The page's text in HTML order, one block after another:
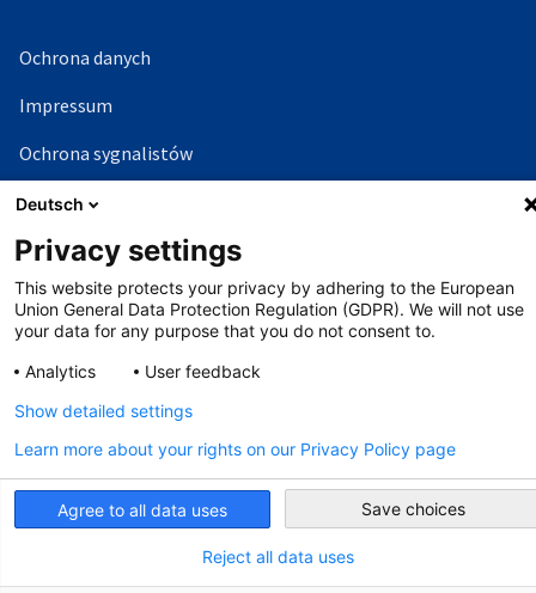
Ochrona danych
Impressum
Ochrona sygnalistów
Deutsch
Privacy settings
This website protects your privacy by adhering to the European
Union General Data Protection Regulation (GDPR). We will not use
your data for any purpose that you do not consent to.
Analytics
User feedback
Agree to all data uses
Reject all data uses
Show detailed settings
Learn more about your rights on our Privacy Policy page
Save choices